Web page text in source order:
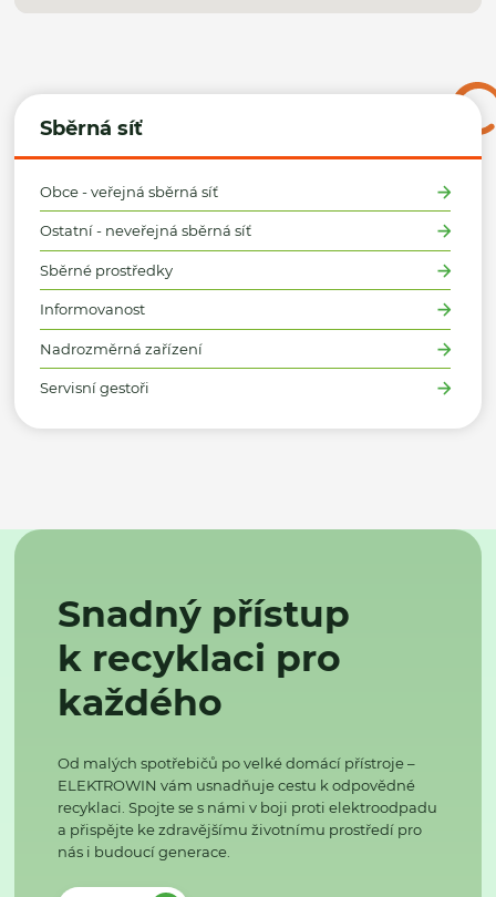
Sběrná síť
Obce - veřejná sběrná síť
Ostatní - neveřejná sběrná síť
Sběrné prostředky
Informovanost
Nadrozměrná zařízení
Servisní gestoři
Snadný přístup
k recyklaci pro
každého
Od malých spotřebičů po velké domácí přístroje –
ELEKTROWIN vám usnadňuje cestu k odpovědné
recyklaci. Spojte se s námi v boji proti elektroodpadu
a přispějte ke zdravějšímu životnímu prostředí pro
nás i budoucí generace.